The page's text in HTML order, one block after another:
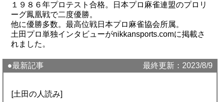
１９８６年プロテスト合格。日本プロ麻雀連盟のプロリ
ーグ鳳凰戦で二度優勝。
他に優勝多数。最高位戦日本プロ麻雀協会所属。
土田プロ単独インタビューがnikkansports.comに掲載さ
れました。
●最新記事 最終更新：2023/8/9
[土田の人読み]